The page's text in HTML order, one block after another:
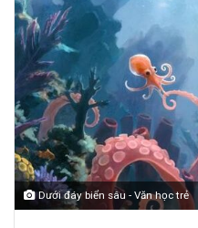
Dưới đáy biển sâu - Văn học trẻ